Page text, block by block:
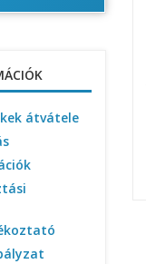
átvátele